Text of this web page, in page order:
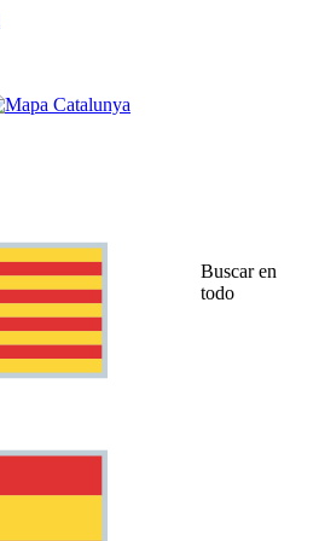
Buscar en
todo